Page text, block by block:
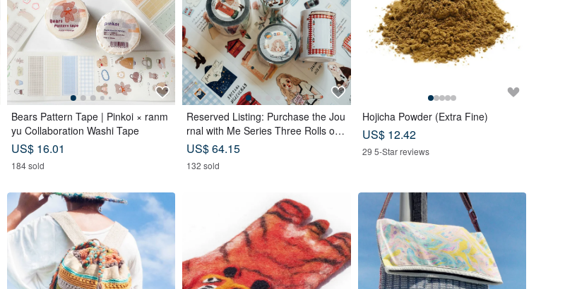
Bears Pattern Tape | Pinkoi × ranm
yu Collaboration Washi Tape
US$ 16.01
184 sold
Reserved Listing: Purchase the Jou
rnal with Me Series Three Rolls of
PET Tape and receive a complimen
tary memo sticker roll.
US$ 64.15
132 sold
Hojicha Powder (Extra Fine)
US$ 12.42
29 5-Star reviews